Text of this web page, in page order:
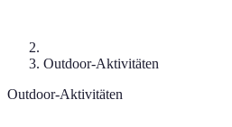
Outdoor-Aktivitäten
Outdoor-Aktivitäten